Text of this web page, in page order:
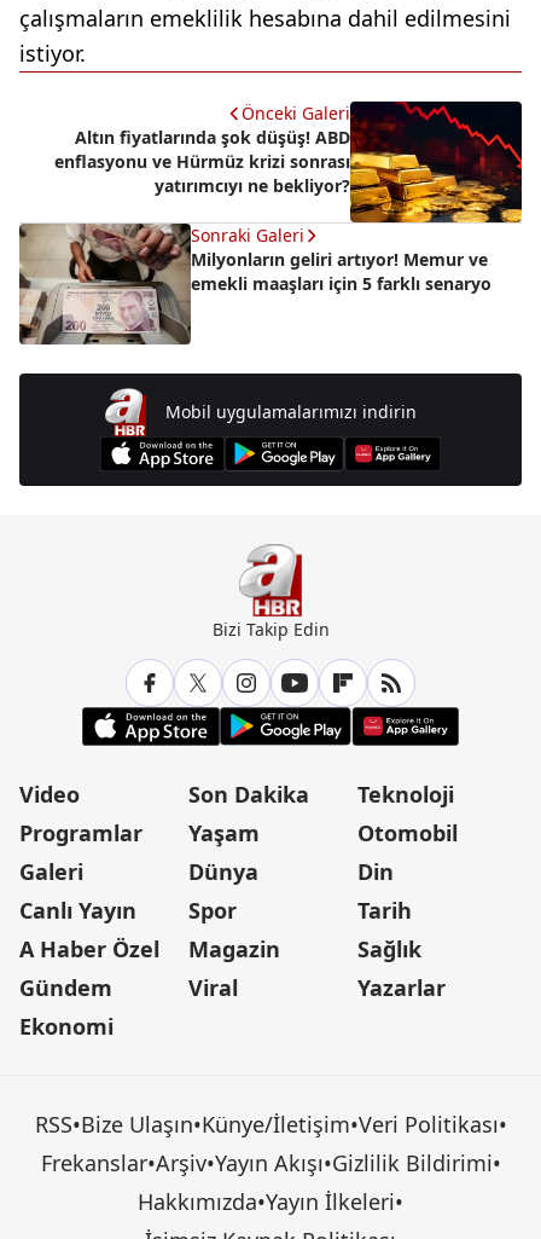
çalışmaların emeklilik hesabına dahil edilmesini
istiyor.
Önceki Galeri
Altın fiyatlarında şok düşüş! ABD
enflasyonu ve Hürmüz krizi sonrası
yatırımcıyı ne bekliyor?
Sonraki Galeri
Milyonların geliri artıyor! Memur ve
emekli maaşları için 5 farklı senaryo
Mobil uygulamalarımızı indirin
Bizi Takip Edin
Video
Programlar
Galeri
Canlı Yayın
A Haber Özel
Gündem
Ekonomi
Son Dakika
Yaşam
Dünya
Spor
Magazin
Viral
Teknoloji
Otomobil
Din
Tarih
Sağlık
Yazarlar
RSS•Bize Ulaşın•Künye/İletişim•Veri Politikası•
Frekanslar•Arşiv•Yayın Akışı•Gizlilik Bildirimi•
Hakkımızda•Yayın İlkeleri•